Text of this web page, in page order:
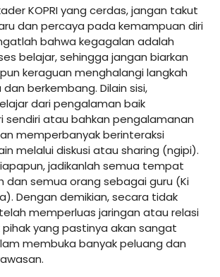
KOPRI yang cerdas, jangan takut
dan percaya pada kemampuan diri
bahwa kegagalan adalah
belajar, sehingga jangan biarkan
keraguan menghalangi langkah
berkembang. Dilain sisi,
dari pengalaman baik
sendiri atau bahkan pengalamanan
memperbanyak berinteraksi
melalui diskusi atau sharing (ngipi).
jadikanlah semua tempat
dan semua orang sebagai guru (Ki
Dengan demikian, secara tidak
memperluas jaringan atau relasi
yang pastinya akan sangat
membuka banyak peluang dan